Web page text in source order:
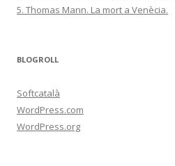
5. Thomas Mann. La mort a Venècia.
BLOGROLL
Softcatalà
WordPress.com
WordPress.org